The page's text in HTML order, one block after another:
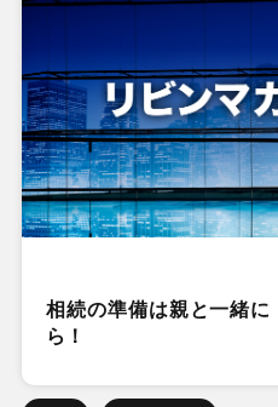
相続の準備は親と一緒
ら！